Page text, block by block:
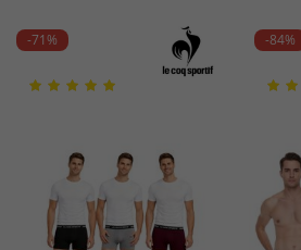
-71% -84%